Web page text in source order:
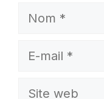
Nom
E-
Site